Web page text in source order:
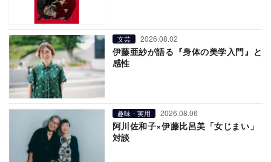
文芸 2026.08.02
伊藤亜紗が語る『身体の美学入門』と
感性
趣味・実用 2026.08.06
阿川佐和子×伊藤比呂美「女じまい」
対談